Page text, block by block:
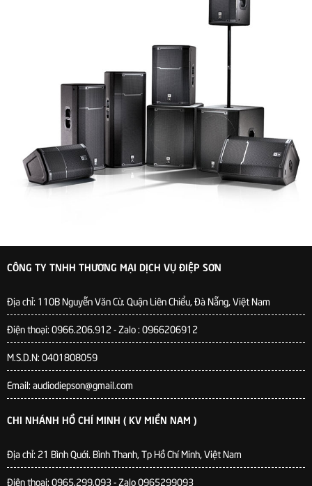
CÔNG TY TNHH THƯƠNG MẠI DỊCH VỤ ĐIỆP SƠN
Địa chỉ: 110B Nguyễn Văn Cừ. Quận Liên Chiểu, Đà Nẵng, Việt Nam
Điện thoại: 0966.206.912 - Zalo : 0966206912
M.S.D.N: 0401808059
Email: audiodiepson@gmail.com
CHI NHÁNH HỒ CHÍ MINH ( KV MIỀN NAM )
Địa chỉ: 21 Bình Quới. Bình Thanh, Tp Hồ Chí Minh, Việt Nam
Điện thoại: 0965.299.093 - Zalo 0965299093